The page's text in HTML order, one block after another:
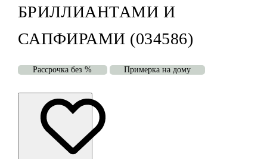
БРИЛЛИАНТАМИ И
САПФИРАМИ (034586)
Рассрочка без % Примерка на дому